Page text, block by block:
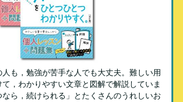
も，勉強が苦手な人でも大丈夫。難しい用
，わかりやすい文章と図解で解説していま
ら，続けられる」とたくさんのうれしいお